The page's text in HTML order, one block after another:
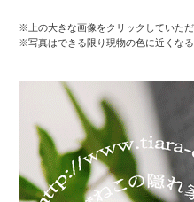
※上の大きな画像をクリックしていた
※写真はできる限り現物の色に近くな